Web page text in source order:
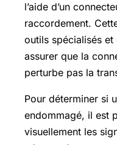
l’aide d’un
raccordement.
outils spécialisés
assurer que la
perturbe pas la
Pour déterminer si
endommagé, il est
visuellement les